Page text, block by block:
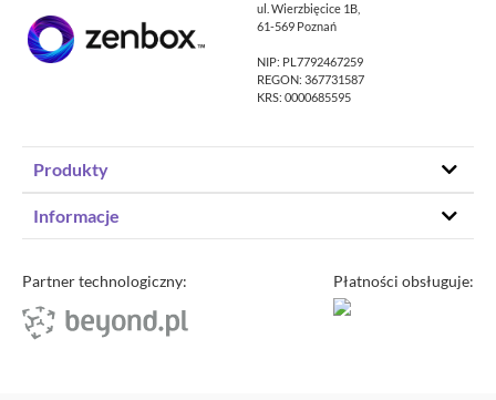
ul. Wierzbięcice 1B,
61-569 Poznań
NIP: PL7792467259
REGON: 367731587
KRS: 0000685595
Produkty
Transfer domeny
Poczta e-mail
Informacje
Program partnerski
Blog
Kariera
Partner technologiczny: Płatności obsługuje: